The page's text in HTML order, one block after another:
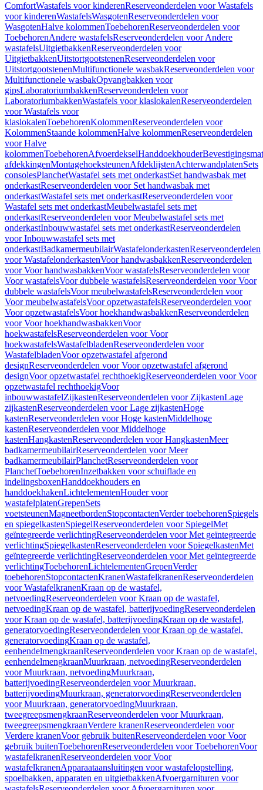
ComfortWastafels voor kinderenReserveonderdelen voor Wastafels
voor kinderenWastafelsWasgotenReserveonderdelen voor
WasgotenHalve kolommenToebehorenReserveonderdelen voor
ToebehorenAndere wastafelsReserveonderdelen voor Andere
wastafelsUitgietbakkenReserveonderdelen voor
UitgietbakkenUitstortgootstenenReserveonderdelen voor
UitstortgootstenenMultifunctionele wasbakReserveonderdelen voor
Multifunctionele wasbakOpvangbakken voor
gipsLaboratoriumbakkenReserveonderdelen voor
LaboratoriumbakkenWastafels voor klaslokalenReserveonderdelen
voor Wastafels voor
klaslokalenToebehorenKolommenReserveonderdelen voor
KolommenStaande kolommenHalve kolommenReserveonderdelen
voor Halve
kolommenToebehorenAfvoerdekselHanddoekhouder
afdekkingenMontagehoeksteunenAfdeklijstenAchterwandplatenSets
consolesPlanchetWastafel sets met onderkastSet handwasbak met
onderkastReserveonderdelen voor Set handwasbak met
onderkastWastafel sets met onderkastReserveonderdelen voor
Wastafel sets met onderkastMeubelwastafel sets met
onderkastReserveonderdelen voor Meubelwastafel sets met
onderkastInbouwwastafel sets met onderkastReserveonderdelen
voor Inbouwwastafel sets met
onderkastBadkamermeubilairWastafelonderkastenReserveonderdelen
voor WastafelonderkastenVoor handwasbakkenReserveonderdelen
voor Voor handwasbakkenVoor wastafelsReserveonderdelen voor
Voor wastafelsVoor dubbele wastafelsReserveonderdelen voor Voor
dubbele wastafelsVoor meubelwastafelsReserveonderdelen voor
Voor meubelwastafelsVoor opzetwastafelsReserveonderdelen voor
Voor opzetwastafelsVoor hoekhandwasbakkenReserveonderdelen
voor Voor hoekhandwasbakkenVoor
hoekwastafelsReserveonderdelen voor Voor
hoekwastafelsWastafelbladenReserveonderdelen voor
WastafelbladenVoor opzetwastafel afgerond
designReserveonderdelen voor Voor opzetwastafel afgerond
designVoor opzetwastafel rechthoekigReserveonderdelen voor Voor
opzetwastafel rechthoekigVoor
inbouwwastafelZijkastenReserveonderdelen voor ZijkastenLage
zijkastenReserveonderdelen voor Lage zijkastenHoge
kastenReserveonderdelen voor Hoge kastenMiddelhoge
kastenReserveonderdelen voor Middelhoge
kastenHangkastenReserveonderdelen voor HangkastenMeer
badkamermeubilairReserveonderdelen voor Meer
badkamermeubilairPlanchetReserveonderdelen voor
PlanchetToebehorenInzetbakken voor schuiflade en
indelingsboxenHanddoekhouders en
handdoekhakenLichtelementenHouder voor
wastafelplatenGrepenSets
voetsteunenMagneetbordenStopcontactenVerder toebehorenSpiegels
en spiegelkastenSpiegelReserveonderdelen voor SpiegelMet
geïntegreerde verlichtingReserveonderdelen voor Met geïntegreerde
verlichtingSpiegelkastenReserveonderdelen voor SpiegelkastenMet
geïntegreerde verlichtingReserveonderdelen voor Met geïntegreerde
verlichtingToebehorenLichtelementenGrepenVerder
toebehorenStopcontactenKranenWastafelkranenReserveonderdelen
voor WastafelkranenKraan op de wastafel,
netvoedingReserveonderdelen voor Kraan op de wastafel,
netvoedingKraan op de wastafel, batterijvoedingReserveonderdelen
voor Kraan op de wastafel, batterijvoedingKraan op de wastafel,
generatorvoedingReserveonderdelen voor Kraan op de wastafel,
generatorvoedingKraan op de wastafel,
eenhendelmengkraanReserveonderdelen voor Kraan op de wastafel,
eenhendelmengkraanMuurkraan, netvoedingReserveonderdelen
voor Muurkraan, netvoedingMuurkraan,
batterijvoedingReserveonderdelen voor Muurkraan,
batterijvoedingMuurkraan, generatorvoedingReserveonderdelen
voor Muurkraan, generatorvoedingMuurkraan,
tweegreepsmengkraanReserveonderdelen voor Muurkraan,
tweegreepsmengkraanVerdere kranenReserveonderdelen voor
Verdere kranenVoor gebruik buitenReserveonderdelen voor Voor
gebruik buitenToebehorenReserveonderdelen voor ToebehorenVoor
wastafelkranenReserveonderdelen voor Voor
wastafelkranenApparaataansluitingen voor wastafelopstelling,
spoelbakken, apparaten en uitgietbakkenAfvoergarnituren voor